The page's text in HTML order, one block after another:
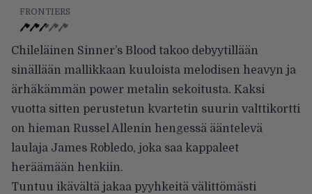
FRONTIERS
Chileläinen Sinner’s Blood takoo debyytillään
sinällään mallikkaan kuuloista melodisen heavyn ja
ärhäkämmän power metalin sekoitusta. Kaksi
vuotta sitten perustetun kvartetin suurin valttikortti
on hieman Russel Allenin hengessä ääntelevä
laulaja James Robledo, joka saa kappaleet
heräämään henkiin.
Tuntuu ikävältä jakaa pyyhkeitä välittömästi